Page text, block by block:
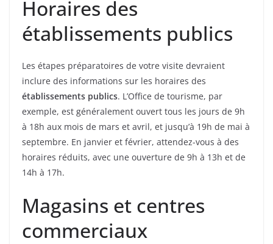
Horaires des
établissements publics
Les étapes préparatoires de votre visite devraient
inclure des informations sur les horaires des
établissements publics. L’Office de tourisme, par
exemple, est généralement ouvert tous les jours de 9h
à 18h aux mois de mars et avril, et jusqu’à 19h de mai à
septembre. En janvier et février, attendez-vous à des
horaires réduits, avec une ouverture de 9h à 13h et de
14h à 17h.
Magasins et centres
commerciaux